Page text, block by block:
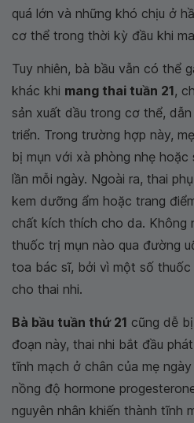
quá lớn và những khó chịu ở
cơ thể trong thời kỳ đầu khi
Tuy nhiên, bà bầu vẫn có thể
khác khi mang thai tuần 21,
sản xuất dầu trong cơ thể,
triển. Trong trường hợp này,
bị mụn với xà phòng nhẹ hoặc
lần mỗi ngày. Ngoài ra, thai
kem dưỡng ẩm hoặc trang
chất kích thích cho da. Không
thuốc trị mụn nào qua đường
toa bác sĩ, bởi vì một số thuốc
cho thai nhi.
Bà bầu tuần thứ 21 cũng dễ
đoạn này, thai nhi bắt đầu
tĩnh mạch ở chân của mẹ
nồng độ hormone
nguyên nhân khiến thành tĩnh